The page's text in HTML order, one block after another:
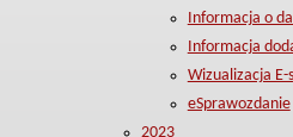
Informacja o
Informacja
Wizualizacja
eSprawozdanie
2023